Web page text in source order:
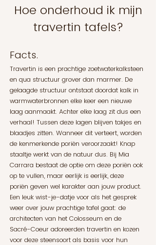
Hoe onderhoud ik mijn
travertin tafels?
Facts.
Travertin is een prachtige zoetwaterkalksteen
en qua structuur grover dan marmer. De
gelaagde structuur ontstaat doordat kalk in
warmwaterbronnen elke keer een nieuwe
laag aanmaakt. Achter elke laag zit dus een
verhaal! Tussen deze lagen blijven takjes en
blaadjes zitten. Wanneer dit verteert, worden
de kenmerkende poriën veroorzaakt! Knap
staaltje werkt van de natuur dus. Bij Mia
Carrara bestaat de optie om deze poriën ook
op te vullen, maar eerlijk is eerlijk, deze
poriën geven wel karakter aan jouw product.
Een leuk wist-je-datje voor als het gesprek
weer over jouw prachtige tafel gaat: de
architecten van het Colosseum en de
Sacré-Coeur adoreerden travertin en kozen
voor deze steensoort als basis voor hun